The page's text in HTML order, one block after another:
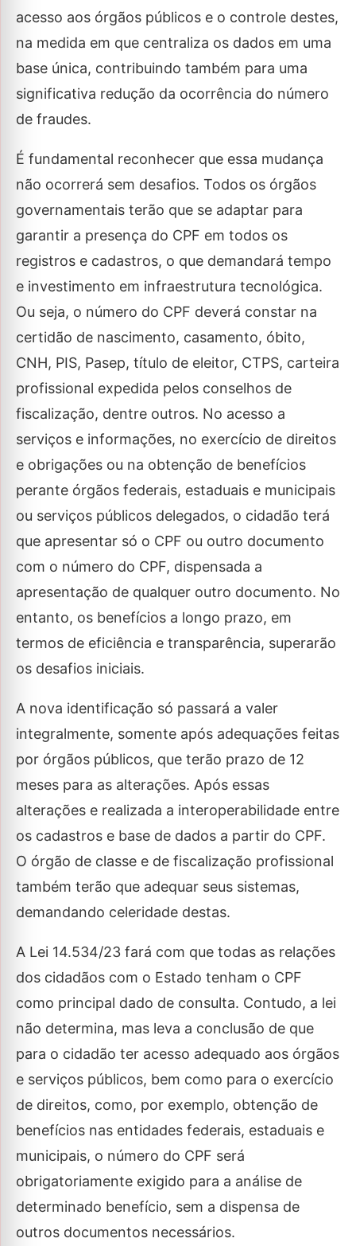
acesso aos órgãos públicos e o controle destes,
na medida em que centraliza os dados em uma
base única, contribuindo também para uma
significativa redução da ocorrência do número
de fraudes.
É fundamental reconhecer que essa mudança
não ocorrerá sem desafios. Todos os órgãos
governamentais terão que se adaptar para
garantir a presença do CPF em todos os
registros e cadastros, o que demandará tempo
e investimento em infraestrutura tecnológica.
Ou seja, o número do CPF deverá constar na
certidão de nascimento, casamento, óbito,
CNH, PIS, Pasep, título de eleitor, CTPS, carteira
profissional expedida pelos conselhos de
fiscalização, dentre outros. No acesso a
serviços e informações, no exercício de direitos
e obrigações ou na obtenção de benefícios
perante órgãos federais, estaduais e municipais
ou serviços públicos delegados, o cidadão terá
que apresentar só o CPF ou outro documento
com o número do CPF, dispensada a
apresentação de qualquer outro documento. No
entanto, os benefícios a longo prazo, em
termos de eficiência e transparência, superarão
os desafios iniciais.
A nova identificação só passará a valer
integralmente, somente após adequações feitas
por órgãos públicos, que terão prazo de 12
meses para as alterações. Após essas
alterações e realizada a interoperabilidade entre
os cadastros e base de dados a partir do CPF.
O órgão de classe e de fiscalização profissional
também terão que adequar seus sistemas,
demandando celeridade destas.
A Lei 14.534/23 fará com que todas as relações
dos cidadãos com o Estado tenham o CPF
como principal dado de consulta. Contudo, a lei
não determina, mas leva a conclusão de que
para o cidadão ter acesso adequado aos órgãos
e serviços públicos, bem como para o exercício
de direitos, como, por exemplo, obtenção de
benefícios nas entidades federais, estaduais e
municipais, o número do CPF será
obrigatoriamente exigido para a análise de
determinado benefício, sem a dispensa de
outros documentos necessários.